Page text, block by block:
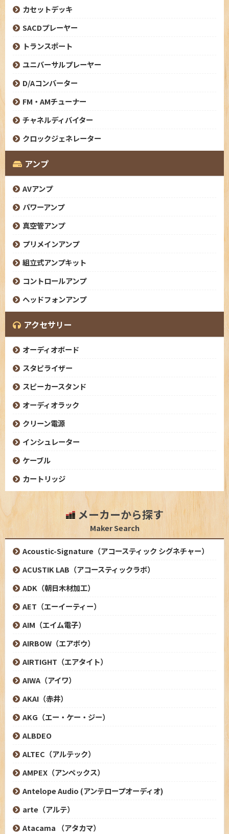
カセットデッキ
SACDプレーヤー
トランスポート
ユニバーサルプレーヤー
D/Aコンバーター
FM・AMチューナー
チャネルディバイター
クロックジェネレーター
アンプ
AVアンプ
パワーアンプ
真空管アンプ
プリメインアンプ
組立式アンプキット
コントロールアンプ
ヘッドフォンアンプ
アクセサリー
オーディオボード
スタピライザー
スピーカースタンド
オーディオラック
クリーン電源
インシュレーター
ケーブル
カートリッジ
メーカーから探す
Maker Search
Acoustic-Signature（アコースティック シグネチャー）
ACUSTIK LAB（アコースティックラボ）
ADK（朝日木材加工）
AET（エーイーティー）
AIM（エイム電子）
AIRBOW（エアボウ）
AIRTIGHT（エアタイト）
AIWA（アイワ）
AKAI（赤井）
AKG（エー・ケー・ジー）
ALBDEO
ALTEC（アルテック）
AMPEX（アンペックス）
Antelope Audio (アンテロープオーディオ)
arte（アルテ）
Atacama （アタカマ）